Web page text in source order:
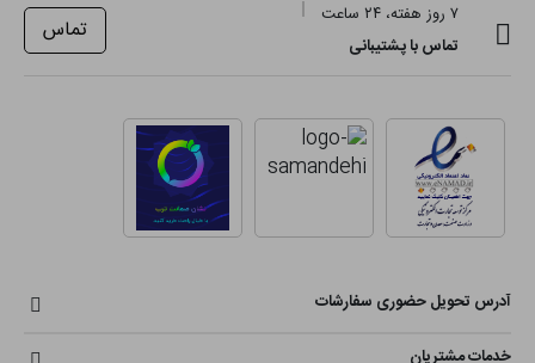
۷ روز هفته، ۲۴ ساعت
تماس با پشتیبانی
تماس
آدرس تحویل حضوری سفارشات
خدمات مشتریان